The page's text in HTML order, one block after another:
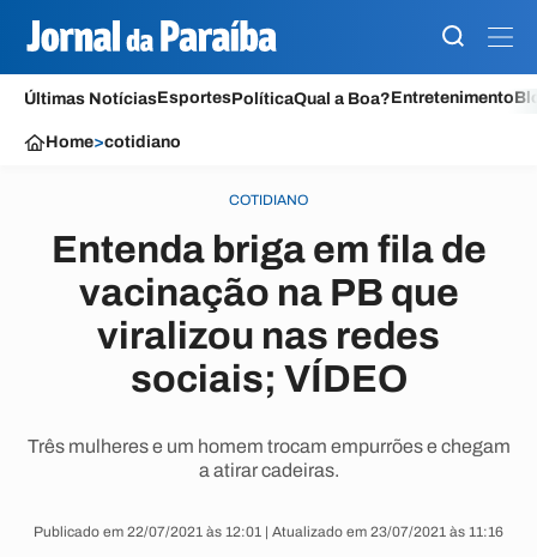
Últimas NotíciasEsportesPolíticaQual a Boa?Entretenimento
Home>cotidiano
COTIDIANO
Entenda briga em fila de
vacinação na PB que
viralizou nas redes
sociais; VÍDEO
Três mulheres e um homem trocam empurrões e chegam
a atirar cadeiras.
Publicado em 22/07/2021 às 12:01 | Atualizado em 23/07/2021 às 11:16